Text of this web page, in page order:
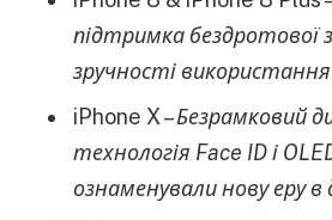
підтримка бездротової
зручності використання
iPhone X –Безрамковий
технологія Face ID і
ознаменували нову еру в